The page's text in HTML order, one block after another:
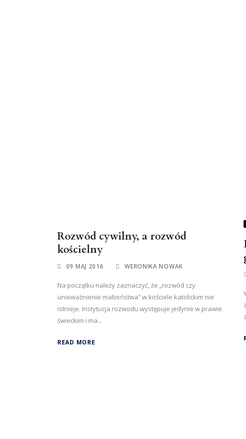
Rozwód cywilny, a rozwód
kościelny
09 MAJ 2016 WERONIKA NOWAK
Na początku należy zaznaczyć, że „rozwód czy
unieważnienie małżeństwa” w kościele katolickim nie
istnieje. Instytucja rozwodu występuje jedynie w prawie
świeckim i ma...
READ MORE